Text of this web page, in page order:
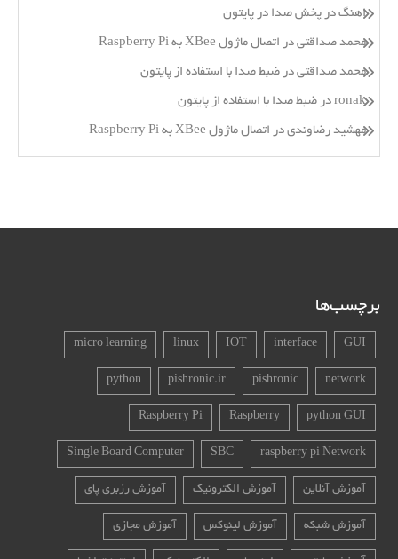
اهنگ در پخش صدا در پایتون
محمد صداقتی در اتصال ماژول XBee به Raspberry Pi
محمد صداقتی در ضبط صدا با استفاده از پایتون
ronak در ضبط صدا با استفاده از پایتون
مهشید رضاوندی در اتصال ماژول XBee به Raspberry Pi
برچسب‌ها
GUI
interface
IOT
linux
micro learning
network
pishronic
pishronic.ir
python
python GUI
Raspberry
Raspberry Pi
raspberry pi Network
SBC
Single Board Computer
آموزش آنلاین آموزش الکترونیک آموزش رزبری پای
آموزش شبکه آموزش لینوکس آموزش مجازی